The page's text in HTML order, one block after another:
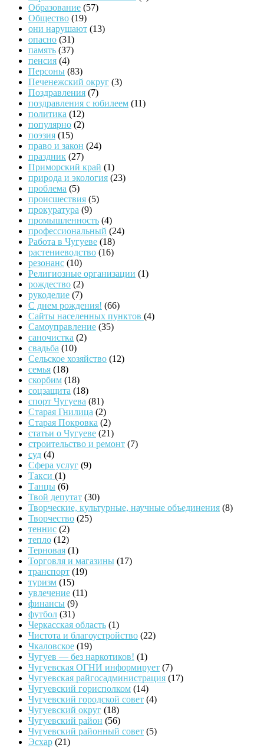
Образование (57)
Общество (19)
они нарушают (13)
опасно (31)
память (37)
пенсия (4)
Персоны (83)
Печенежский округ (3)
Поздравления (7)
поздравления с юбилеем (11)
политика (12)
популярно (2)
поэзия (15)
право и закон (24)
праздник (27)
Приморский край (1)
природа и экология (23)
проблема (5)
происшествия (5)
прокуратура (9)
промышленность (4)
профессиональный (24)
Работа в Чугуеве (18)
растениеводство (16)
резонанс (10)
Религиозные организации (1)
рождество (2)
рукоделие (7)
С днем рождения! (66)
Сайты населенных пунктов (4)
Самоуправление (35)
саночистка (2)
свадьба (10)
Сельское хозяйство (12)
семья (18)
скорбим (18)
соцзащита (18)
спорт Чугуева (81)
Старая Гнилица (2)
Старая Покровка (2)
статьи о Чугуеве (21)
строительство и ремонт (7)
суд (4)
Сфера услуг (9)
Такси (1)
Танцы (6)
Твой депутат (30)
Творческие, культурные, научные объединения (8)
Творчество (25)
теннис (2)
тепло (12)
Терновая (1)
Торговля и магазины (17)
транспорт (19)
туризм (15)
увлечение (11)
финансы (9)
футбол (31)
Черкасская область (1)
Чистота и благоустройство (22)
Чкаловское (19)
Чугуев — без наркотиков! (1)
Чугуевская ОГНИ информирует (7)
Чугуевская райгосадминистрация (17)
Чугуевский горисполком (14)
Чугуевский городской совет (4)
Чугуевский округ (18)
Чугуевский район (56)
Чугуевский районный совет (5)
Эсхар (21)